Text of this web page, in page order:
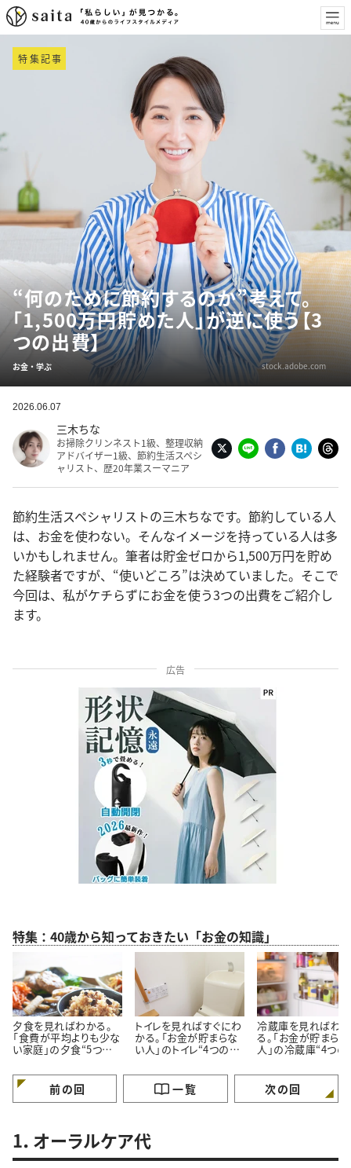
特集記事
“何のために節約するのか”考えて。
「1,500万円貯めた人」が逆に使う【3
つの出費】
お金・学ぶ stock.adobe.com
2026.06.07
三木ちな
お掃除クリンネスト1級、整理収納
アドバイザー1級、節約生活スペシ
ャリスト、歴20年業スーマニア
節約生活スペシャリストの三木ちなです。節約している人
は、お金を使わない。そんなイメージを持っている人は多
いかもしれません。筆者は貯金ゼロから1,500万円を貯め
た経験者ですが、“使いどころ”は決めていました。そこで
今回は、私がケチらずにお金を使う3つの出費をご紹介し
ます。
広告
特集：40歳から知っておきたい「お金の知識」
夕食を見ればわかる。
「食費が平均よりも少な
い家庭」の夕食“5つの
トイレを見ればすぐにわ
かる。「お金が貯まらな
い人」のトイレ“4つの特
冷蔵庫を見ればわか
る。「お金が貯まら
人」の冷蔵庫“4つの
前の回 一覧 次の回
1．オーラルケア代